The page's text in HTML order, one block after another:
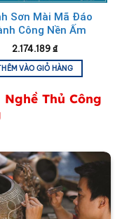
Thành
Sơn Mài Mã Đáo
Công Nền Ấm
2.174.189 ₫
VÀO GIỎ HÀNG
Thủ Công